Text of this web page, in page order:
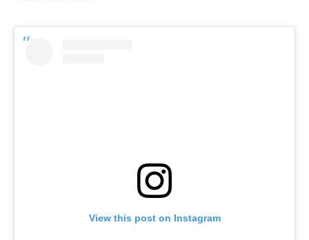
View this post on Instagram